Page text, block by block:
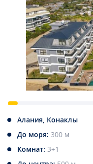
Алания, Конаклы
До моря: 300 м
Комнат: 3+1